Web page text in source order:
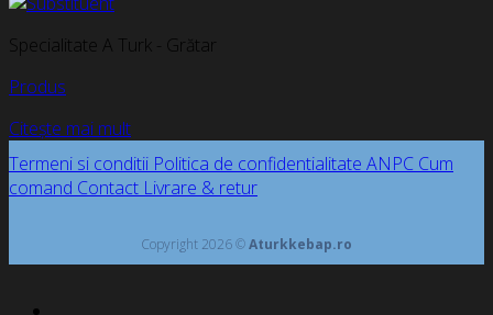
Specialitate A Turk - Grătar
Produs
Citește mai mult
Termeni si conditii Politica de confidentialitate ANPC Cum
comand Contact Livrare & retur
Copyright 2026 ©Aturkkebap.ro